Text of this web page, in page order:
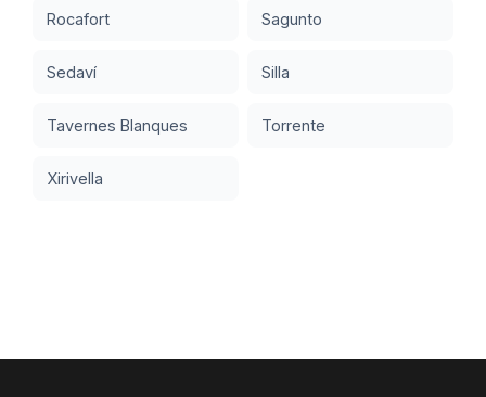
Rocafort Sagunto
Sedaví Silla
Tavernes Blanques Torrente
Xirivella